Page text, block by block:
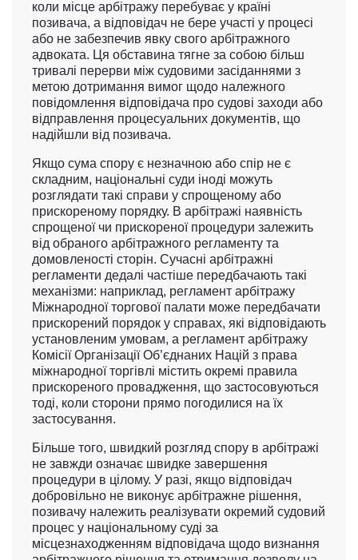
коли місце арбітражу перебуває у країні
позивача, а відповідач не бере участі у процесі
або не забезпечив явку свого арбітражного
адвоката. Ця обставина тягне за собою більш
тривалі перерви між судовими засіданнями з
метою дотримання вимог щодо належного
повідомлення відповідача про судові заходи або
відправлення процесуальних документів, що
надійшли від позивача.
Якщо сума спору є незначною або спір не є
складним, національні суди іноді можуть
розглядати такі справи у спрощеному або
прискореному порядку. В арбітражі наявність
спрощеної чи прискореної процедури залежить
від обраного арбітражного регламенту та
домовленості сторін. Сучасні арбітражні
регламенти дедалі частіше передбачають такі
механізми: наприклад, регламент арбітражу
Міжнародної торгової палати може передбачати
прискорений порядок у справах, які відповідають
установленим умовам, а регламент арбітражу
Комісії Організації Об’єднаних Націй з права
міжнародної торгівлі містить окремі правила
прискореного провадження, що застосовуються
тоді, коли сторони прямо погодилися на їх
застосування.
Більше того, швидкий розгляд спору в арбітражі
не завжди означає швидке завершення
процедури в цілому. У разі, якщо відповідач
добровільно не виконує арбітражне рішення,
позивачу належить реалізувати окремий судовий
процес у національному суді за
місцезнаходженням відповідача щодо визнання